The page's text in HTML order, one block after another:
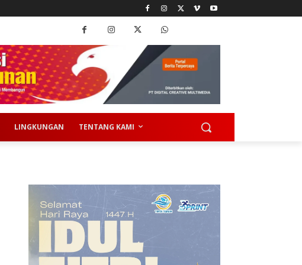
LINGKUNGAN TENTANG KAMI